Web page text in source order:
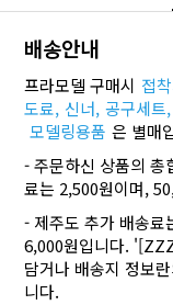
배송안내
프라모델 구매시 접
도료, 신너, 공구세트,
모델링용품 은 별매
- 주문하신 상품의 총
료는 2,500원이며,
- 제주도 추가 배송료
6,000원입니다.
담거나 배송지 정보
니다.